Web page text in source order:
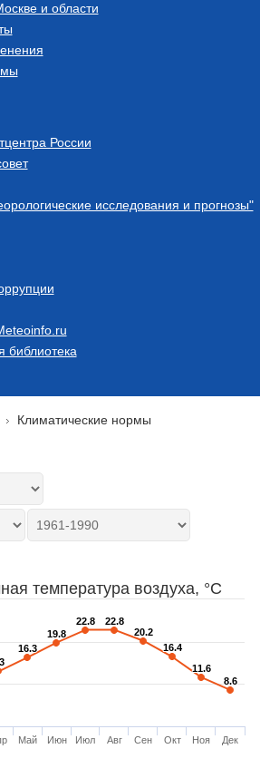
и области
России
исследования и прогнозы"
библиотека
Климатические нормы
температура воздуха, °C
16.3
16.3
19.8
19.8
22.8
22.8 22.8
22.8
20.2
20.2
16.4
16.4
11.6
11.6
8.6
8.6
Май Июн Июл Авг Сен Окт Ноя Дек